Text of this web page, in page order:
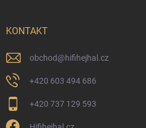
KONTAKT
obchod@hifihejhal.cz
+420 603 494 686
+420 737 129 593